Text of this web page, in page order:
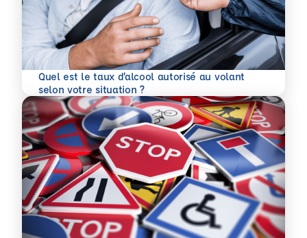
Quel est le taux d’alcool autorisé au volant
selon votre situation ?
En savoir plus